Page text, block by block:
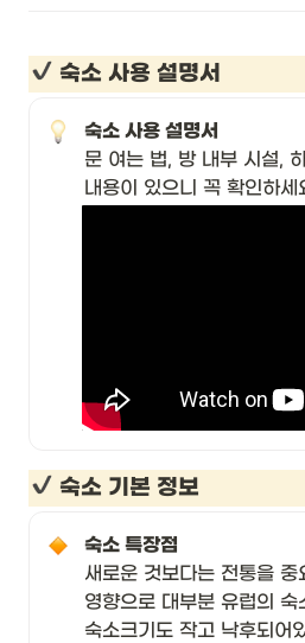
숙소 사용 설명서
숙소 사용 설명서
문 여는 법, 방 내부 시설,
내용이 있으니 꼭 확인하세
숙소 기본 정보
숙소 특장점
새로운 것보다는 전통을
영향으로 대부분 유럽의
숙소크기도 작고 낙후되어